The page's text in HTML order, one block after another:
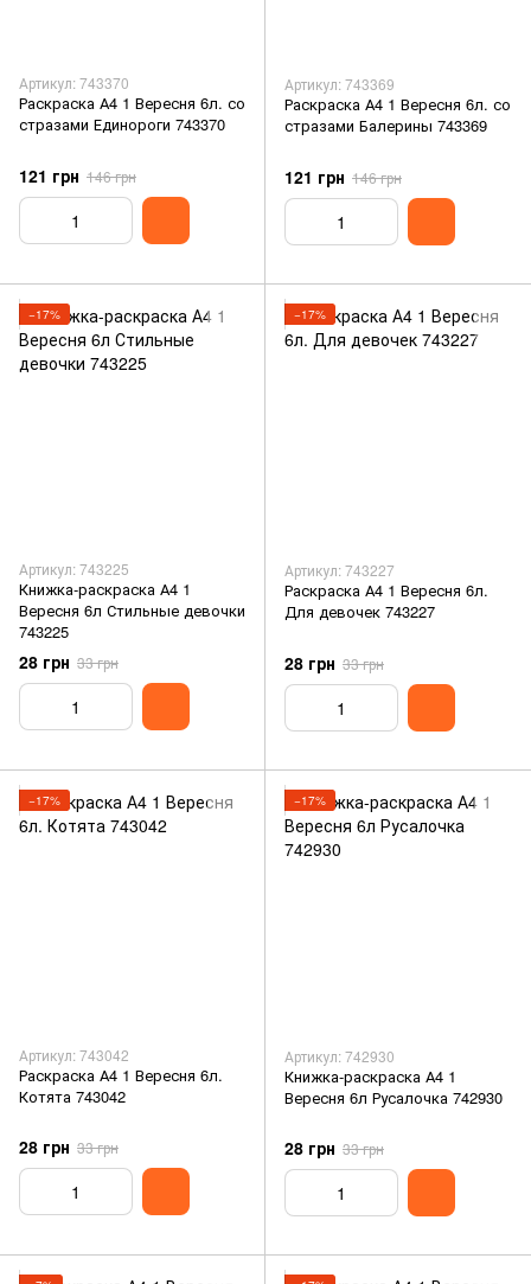
Артикул: 743370
Раскраска А4 1 Вересня 6л. со
стразами Единороги 743370
121 грн 146 грн
Артикул: 743369
Раскраска А4 1 Вересня 6л. со
стразами Балерины 743369
121 грн 146 грн
−17%
Артикул: 743225
Книжка-раскраска А4 1
Вересня 6л Стильные девочки
743225
28 грн 33 грн
−17%
Артикул: 743227
Раскраска А4 1 Вересня 6л.
Для девочек 743227
28 грн 33 грн
−17%
Артикул: 743042
Раскраска А4 1 Вересня 6л.
Котята 743042
28 грн 33 грн
−17%
Артикул: 742930
Книжка-раскраска А4 1
Вересня 6л Русалочка 742930
28 грн 33 грн